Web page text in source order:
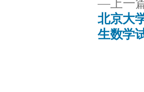
上一
北京大
生数学